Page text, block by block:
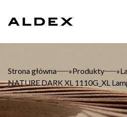
content
Strona główna »Produkty »
NATURE DARK XL 1110G_XL